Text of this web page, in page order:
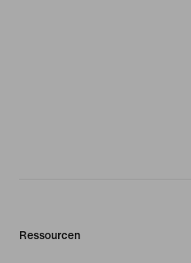
Ressourcen